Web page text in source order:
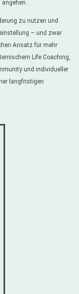
zu nutzen und
– und zwar
Ansatz für mehr
Life Coaching,
und individueller
langfristigen